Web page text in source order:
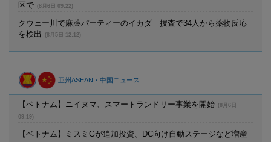
区で
(8月6日 09:22)
クウェー川で麻薬パーティーのイカダ 捜査で34人から薬物反応
を検出
(8月5日 12:12)
亜州ASEAN・中国ニュース
【ベトナム】ニイヌマ、スマートランドリー事業を開始
(8月6日
09:19)
【ベトナム】ミスミGが追加投資、DC向け自動ステージなど増産